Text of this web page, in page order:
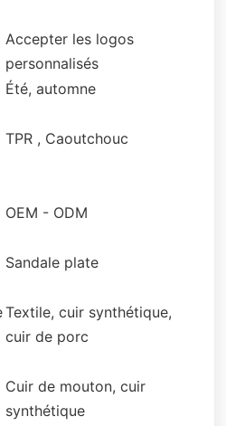
Accepter les logos
personnalisés
Été, automne
TPR , Caoutchouc
OEM - ODM
Sandale plate
Textile, cuir synthétique,
cuir de porc
Cuir de mouton, cuir
synthétique